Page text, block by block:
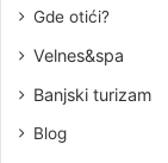
Gde otići?
Velnes&spa
Banjski turizam
Blog